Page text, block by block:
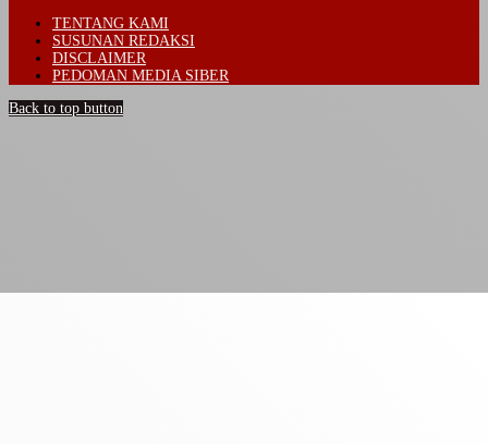
TENTANG KAMI
SUSUNAN REDAKSI
DISCLAIMER
PEDOMAN MEDIA SIBER
Back to top button